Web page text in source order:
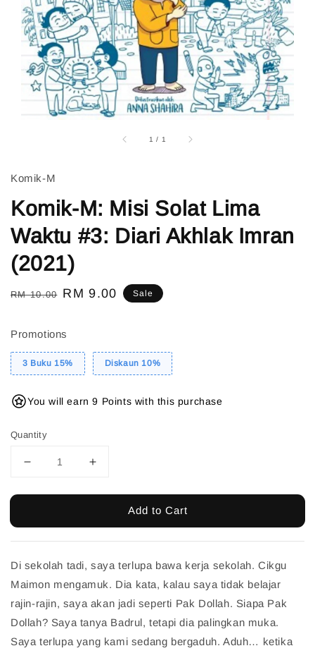
1 / 1
Komik-M
Komik-M: Misi Solat Lima
Waktu #3: Diari Akhlak Imran
(2021)
Regular
RM 10.00 Sale
RM 9.00 Sale
Promotions
3 Buku 15% Diskaun 10%
You will earn 9 Points with this purchase
Quantity
Add to Cart
Di sekolah tadi, saya terlupa bawa kerja sekolah. Cikgu
Maimon mengamuk. Dia kata, kalau saya tidak belajar
rajin-rajin, saya akan jadi seperti Pak Dollah. Siapa Pak
Dollah? Saya tanya Badrul, tetapi dia palingkan muka.
Saya terlupa yang kami sedang bergaduh. Aduh… ketika